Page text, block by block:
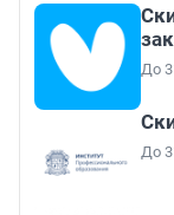
До
До